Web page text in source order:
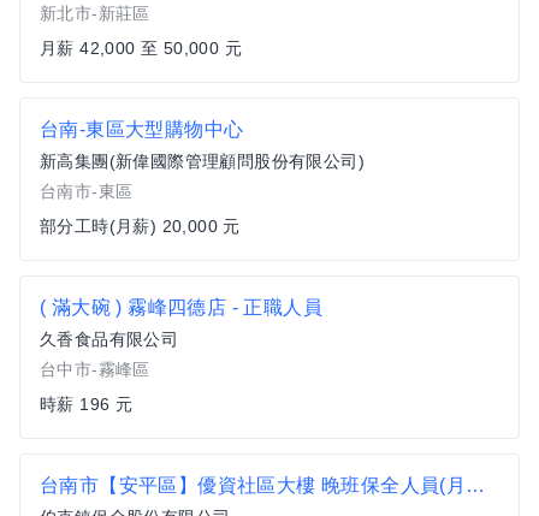
新北市-新莊區
月薪 42,000 至 50,000 元
台南-東區大型購物中心
新高集團(新偉國際管理顧問股份有限公司)
台南市-東區
部分工時(月薪) 20,000 元
( 滿大碗 ) 霧峰四德店 - 正職人員
久香食品有限公司
台中市-霧峰區
時薪 196 元
台南市【安平區】優資社區大樓 晚班保全人員(月休7-8天)